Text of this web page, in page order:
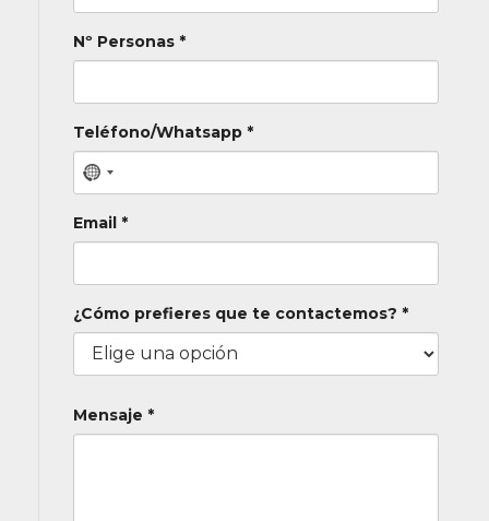
Nº Personas *
Teléfono/Whatsapp *
Email *
¿Cómo prefieres que te contactemos? *
Mensaje *